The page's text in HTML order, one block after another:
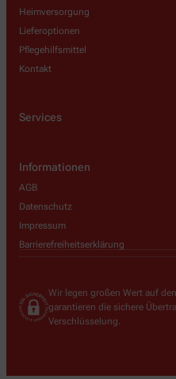
Heimversorgung
Lieferoptionen
Pflegehilfsmittel
Kontakt
Services
Informationen
AGB
Datenschutz
Impressum
Barrierefreiheitserklärung
Wir legen großen Wert auf
garantieren die sichere
Verschlüsselung.